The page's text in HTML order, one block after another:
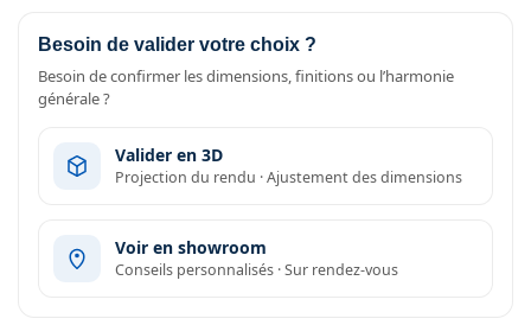
Besoin de valider votre choix ?
Besoin de confirmer les dimensions, finitions ou l’harmonie
générale ?
Valider en 3D
Projection du rendu · Ajustement des dimensions
Voir en showroom
Conseils personnalisés · Sur rendez-vous